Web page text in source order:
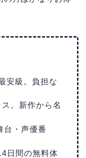
安級。負担な
。新作から名
台・声優番
日間の無料体